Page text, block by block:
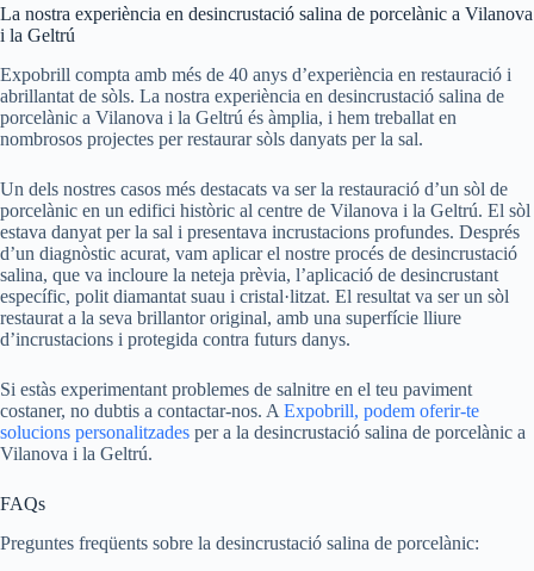
La nostra experiència en desincrustació salina de porcelànic a Vilanova
i la Geltrú
Expobrill compta amb més de 40 anys d’experiència en restauració i
abrillantat de sòls. La nostra experiència en desincrustació salina de
porcelànic a Vilanova i la Geltrú és àmplia, i hem treballat en
nombrosos projectes per restaurar sòls danyats per la sal.
Un dels nostres casos més destacats va ser la restauració d’un sòl de
porcelànic en un edifici històric al centre de Vilanova i la Geltrú. El sòl
estava danyat per la sal i presentava incrustacions profundes. Després
d’un diagnòstic acurat, vam aplicar el nostre procés de desincrustació
salina, que va incloure la neteja prèvia, l’aplicació de desincrustant
específic, polit diamantat suau i cristal·litzat. El resultat va ser un sòl
restaurat a la seva brillantor original, amb una superfície lliure
d’incrustacions i protegida contra futurs danys.
Si estàs experimentant problemes de salnitre en el teu paviment
costaner, no dubtis a contactar-nos. A Expobrill, podem oferir-te
solucions personalitzades per a la desincrustació salina de porcelànic a
Vilanova i la Geltrú.
FAQs
Preguntes freqüents sobre la desincrustació salina de porcelànic: